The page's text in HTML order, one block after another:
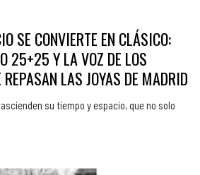
SE CONVIERTE EN CLÁSICO:
25+25 Y LA VOZ DE LOS
LAS JOYAS DE MADRID
su tiempo y espacio, que no solo